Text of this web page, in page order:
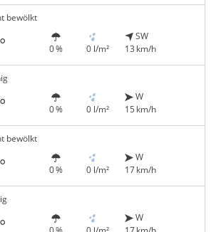
bewölkt
0 % 0 l/m²
SW
13 km/h
0 % 0 l/m²
W
15 km/h
bewölkt
0 % 0 l/m²
W
17 km/h
W